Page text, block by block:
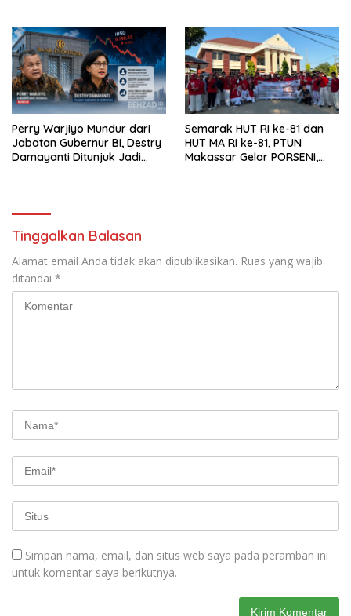
Perry Warjiyo Mundur dari
Jabatan Gubernur BI, Destry
Damayanti Ditunjuk Jadi
Semarak HUT RI ke-81 dan
HUT MA RI ke-81, PTUN
Makassar Gelar PORSENI,
Tinggalkan Balasan
Alamat email Anda tidak akan dipublikasikan. Ruas yang wajib
ditandai *
Simpan nama, email, dan situs web saya pada peramban ini
untuk komentar saya berikutnya.